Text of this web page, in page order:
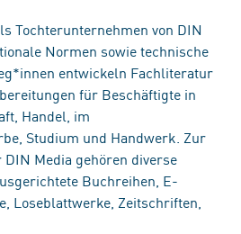
Tochterunternehmen von DIN
Normen sowie technische
entwickeln Fachliteratur
für Beschäftigte in
Handel, im
Studium und Handwerk. Zur
Media gehören diverse
Buchreihen, E-
Loseblattwerke, Zeitschriften,